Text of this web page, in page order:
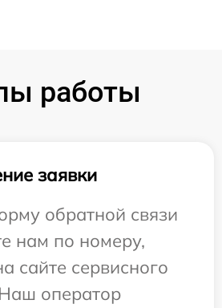
работы
заявки
обратной связи
нам по номеру,
сайте сервисного
оператор